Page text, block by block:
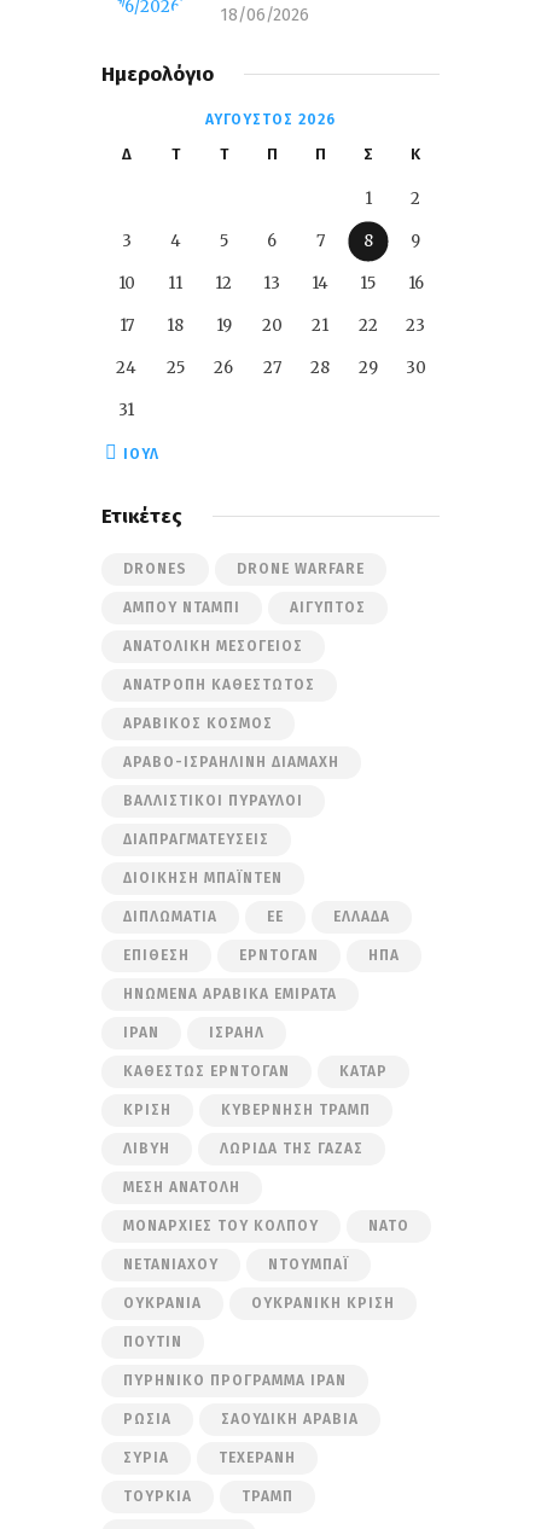
18/06/2026
Ημερολόγιο
ΑΎΓΟΥΣΤΟΣ 2026
Δ Τ Τ Π Π Σ Κ
1 2
3 4 5 6 7 8 9
10 11 12 13 14 15 16
17 18 19 20 21 22 23
24 25 26 27 28 29 30
31
« ΙΟΎΛ
Ετικέτες
DRONES DRONE WARFARE
ΆΜΠΟΥ ΝΤΆΜΠΙ ΑΊΓΥΠΤΟΣ
ΑΝΑΤΟΛΙΚΉ ΜΕΣΌΓΕΙΟΣ
ΑΝΑΤΡΟΠΉ ΚΑΘΕΣΤΏΤΟΣ
ΑΡΑΒΙΚΌΣ ΚΌΣΜΟΣ
ΑΡΑΒΟ-ΙΣΡΑΗΛΙΝΉ ΔΙΑΜΆΧΗ
ΒΑΛΛΙΣΤΙΚΟΊ ΠΎΡΑΥΛΟΙ
ΔΙΑΠΡΑΓΜΑΤΕΎΣΕΙΣ
ΔΙΟΊΚΗΣΗ ΜΠΆΙΝΤΕΝ
ΔΙΠΛΩΜΑΤΊΑ ΕΕ ΕΛΛΆΔΑ
ΕΠΊΘΕΣΗ ΕΡΝΤΟΓΆΝ ΗΠΑ
ΗΝΩΜΈΝΑ ΑΡΑΒΙΚΆ ΕΜΙΡΆΤΑ
ΙΡΆΝ ΙΣΡΑΉΛ
ΚΑΘΕΣΤΏΣ ΕΡΝΤΟΓΆΝ ΚΑΤΆΡ
ΚΡΊΣΗ ΚΥΒΈΡΝΗΣΗ ΤΡΑΜΠ
ΛΙΒΎΗ ΛΩΡΊΔΑ ΤΗΣ ΓΆΖΑΣ
ΜΈΣΗ ΑΝΑΤΟΛΉ
ΜΟΝΑΡΧΊΕΣ ΤΟΥ ΚΌΛΠΟΥ ΝΑΤΟ
ΝΕΤΑΝΙΆΧΟΥ ΝΤΟΥΜΠΆΙ
ΟΥΚΡΑΝΊΑ ΟΥΚΡΑΝΙΚΉ ΚΡΊΣΗ
ΠΟΎΤΙΝ
ΠΥΡΗΝΙΚΌ ΠΡΌΓΡΑΜΜΑ ΙΡΆΝ
ΡΩΣΊΑ ΣΑΟΥΔΙΚΉ ΑΡΑΒΊΑ
ΣΥΡΊΑ ΤΕΧΕΡΆΝΗ
ΤΟΥΡΚΊΑ ΤΡΑΜΠ